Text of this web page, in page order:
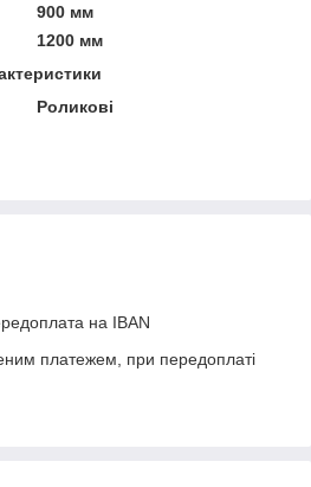
900 мм
1200 мм
Роликові
на IBAN
платежем, при передоплаті